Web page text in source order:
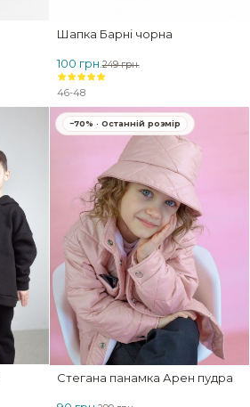
Шапка Барні чорна
249 грн.
100 грн.
46-48
−70% · Останній розмір
Стегана панамка Арен пудра